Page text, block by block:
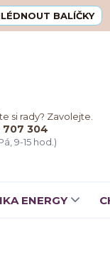
BALÍČKY
si rady? Zavolejte.
707 304
9-15 hod.)
ENERGY